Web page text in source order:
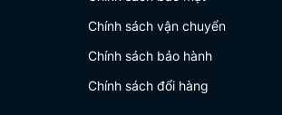
Chính sách vận chuyển
Chính sách bảo hành
Chính sách đổi hàng